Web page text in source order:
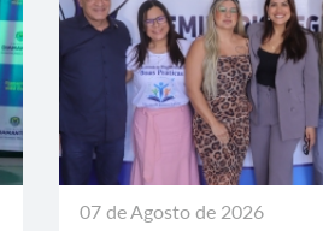
07 de Agosto de 2026